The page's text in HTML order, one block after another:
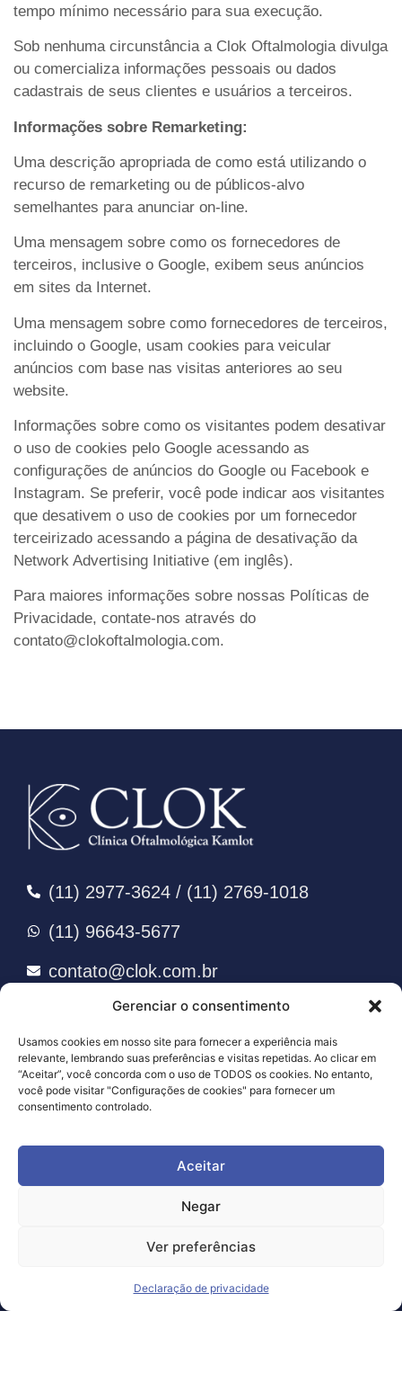
Gerenciar o consentimento
Usamos cookies em nosso site para fornecer a experiência mais
relevante, lembrando suas preferências e visitas repetidas. Ao clicar em
“Aceitar”, você concorda com o uso de TODOS os cookies. No entanto,
você pode visitar "Configurações de cookies" para fornecer um
consentimento controlado.
Aceitar
Negar
Ver preferências
Declaração de privacidade
tempo mínimo necessário para sua execução.
Sob nenhuma circunstância a Clok Oftalmologia divulga
ou comercializa informações pessoais ou dados
cadastrais de seus clientes e usuários a terceiros.
Informações sobre Remarketing:
Uma descrição apropriada de como está utilizando o
recurso de remarketing ou de públicos-alvo
semelhantes para anunciar on-line.
Uma mensagem sobre como os fornecedores de
terceiros, inclusive o Google, exibem seus anúncios
em sites da Internet.
Uma mensagem sobre como fornecedores de terceiros,
incluindo o Google, usam cookies para veicular
anúncios com base nas visitas anteriores ao seu
website.
Informações sobre como os visitantes podem desativar
o uso de cookies pelo Google acessando as
configurações de anúncios do Google ou Facebook e
Instagram. Se preferir, você pode indicar aos visitantes
que desativem o uso de cookies por um fornecedor
terceirizado acessando a página de desativação da
Network Advertising Initiative (em inglês).
Para maiores informações sobre nossas Políticas de
Privacidade, contate-nos através do
contato@clokoftalmologia.com.
(11) 2977-3624 / (11) 2769-1018
(11) 96643-5677
contato@clok.com.br
Rua Dr. César, 530, Cj. 407,
Santana, São Paulo/SP
Links Úteis
Termos de Uso